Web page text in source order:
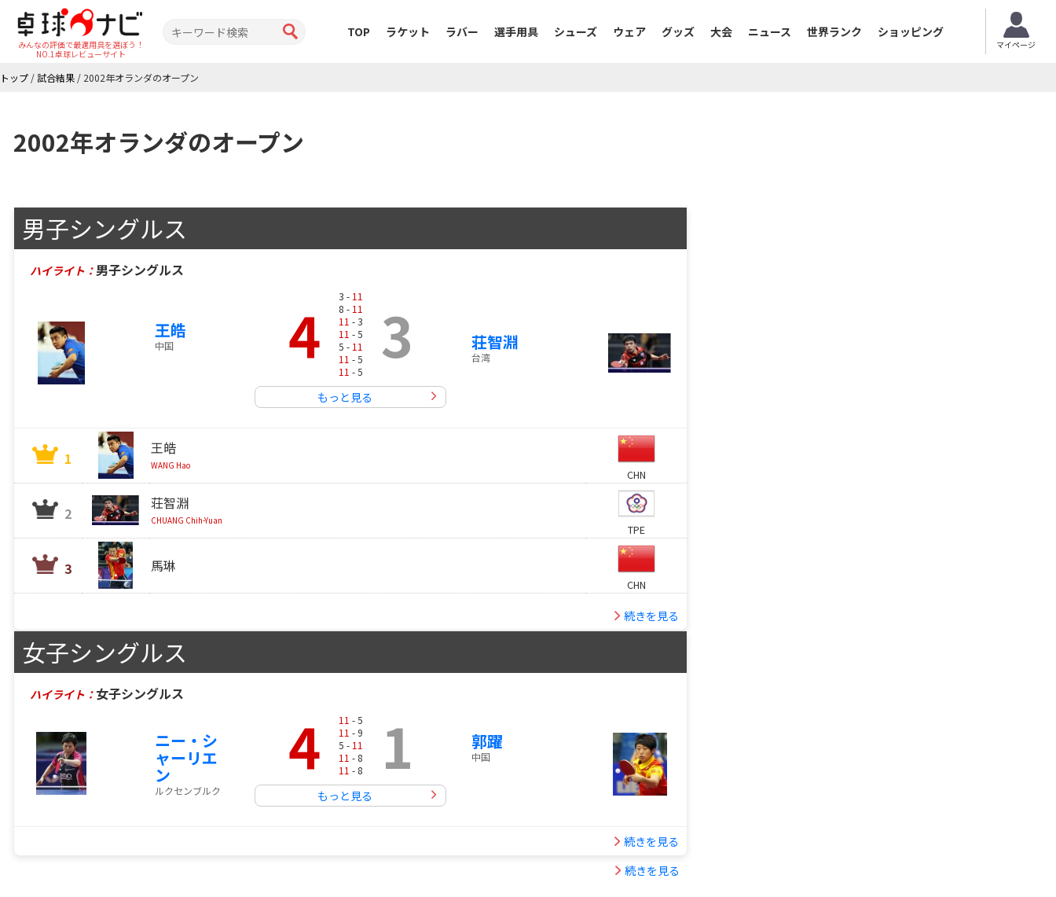
みんなの評価で最適用具を選ぼう！
NO.1卓球レビューサイト
TOP ラケット ラバー 選手用具 シューズ ウェア グッズ 大会 ニュース 世界ランク ショッピング
マイページ
トップ /試合結果 / 2002年オランダのオープン
2002年オランダのオープン
男子シングルス
ハイライト：男子シングルス
王皓
中国 4 3 - 11
8 - 11
11 - 3
11 - 5
5 - 11
11 - 5
11 - 5 3
もっと見る
荘智淵
台湾
1
王皓
WANG Hao
CHN
2
荘智淵
CHUANG Chih-Yuan
TPE
3 馬琳
CHN
続きを見る
女子シングルス
ハイライト： 女子シングルス
ニー・シ
ャーリエ
ン
ルクセンブルク
4 11 - 5
11 - 9
5 - 11
11 - 8
11 - 8 1
もっと見る
郭躍
中国
続きを見る
続きを見る